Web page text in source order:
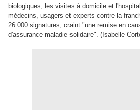
biologiques, les visites à domicile et
médecins, usagers et experts contre la
26.000 signatures, craint "une remise en
d'assurance maladie solidaire". (Isabelle